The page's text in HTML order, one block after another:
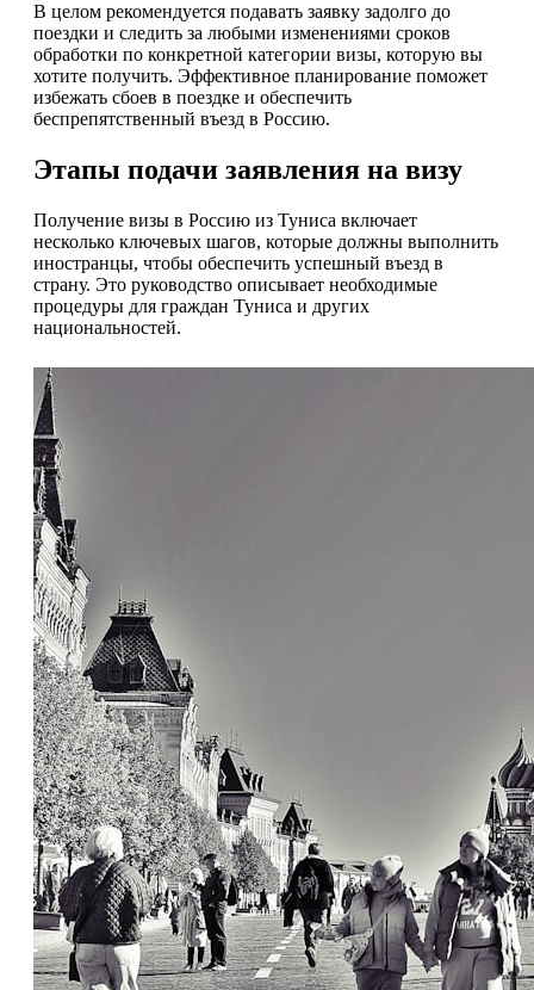
В целом рекомендуется подавать заявку задолго до
поездки и следить за любыми изменениями сроков
обработки по конкретной категории визы, которую вы
хотите получить. Эффективное планирование поможет
избежать сбоев в поездке и обеспечить
беспрепятственный въезд в Россию.
Этапы подачи заявления на визу
Получение визы в Россию из Туниса включает
несколько ключевых шагов, которые должны выполнить
иностранцы, чтобы обеспечить успешный въезд в
страну. Это руководство описывает необходимые
процедуры для граждан Туниса и других
национальностей.